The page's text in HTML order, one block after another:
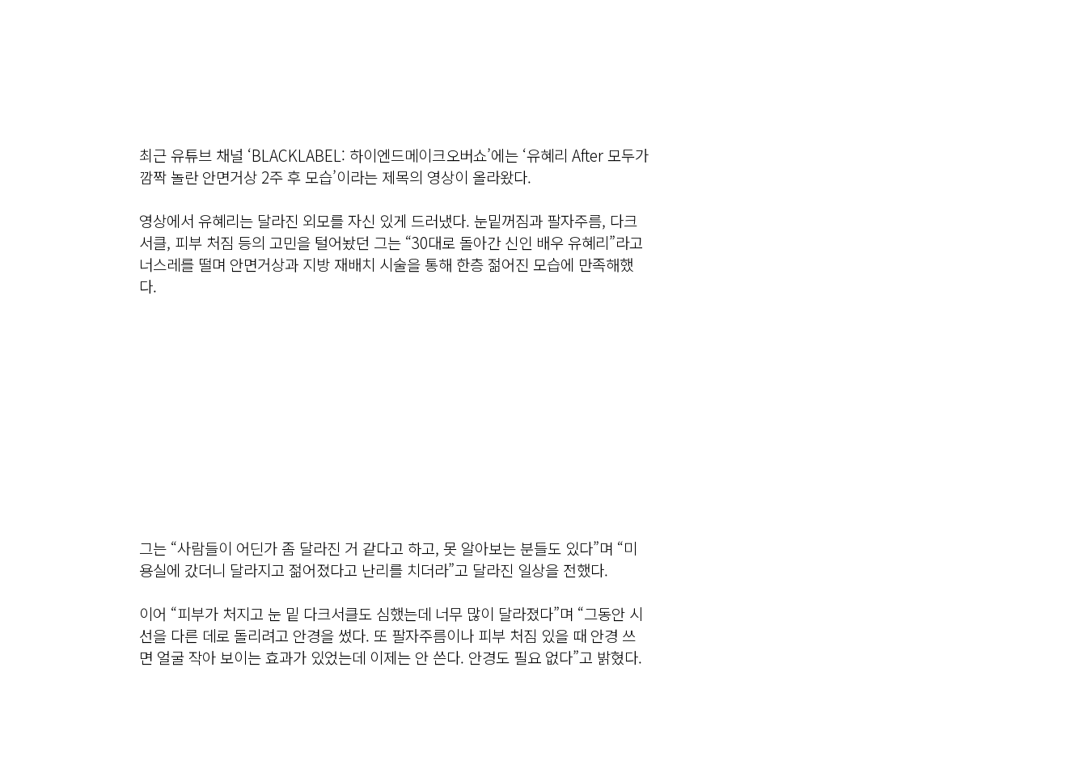
최근 유튜브 채널 ‘BLACKLABEL: 하이엔드메이크오버쇼’에는 ‘유혜리 After 모두가
깜짝 놀란 안면거상 2주 후 모습’이라는 제목의 영상이 올라왔다.
영상에서 유혜리는 달라진 외모를 자신 있게 드러냈다. 눈밑꺼짐과 팔자주름, 다크
서클, 피부 처짐 등의 고민을 털어놨던 그는 “30대로 돌아간 신인 배우 유혜리”라고
너스레를 떨며 안면거상과 지방 재배치 시술을 통해 한층 젊어진 모습에 만족해했
다.
그는 “사람들이 어딘가 좀 달라진 거 같다고 하고, 못 알아보는 분들도 있다”며 “미
용실에 갔더니 달라지고 젊어졌다고 난리를 치더라”고 달라진 일상을 전했다.
이어 “피부가 처지고 눈 밑 다크서클도 심했는데 너무 많이 달라졌다”며 “그동안 시
선을 다른 데로 돌리려고 안경을 썼다. 또 팔자주름이나 피부 처짐 있을 때 안경 쓰
면 얼굴 작아 보이는 효과가 있었는데 이제는 안 쓴다. 안경도 필요 없다”고 밝혔다.